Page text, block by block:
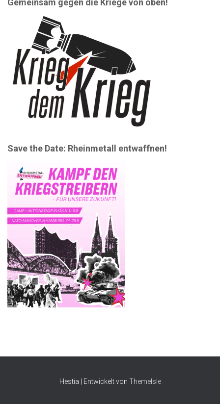
Save the Date: Rheinmetall entwaffnen!
Hestia | Entwickelt von ThemeIsle